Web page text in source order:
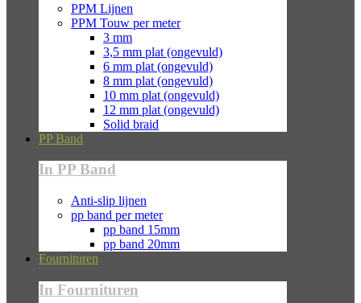
PPM Lijnen
PPM Touw per meter
3 mm
3,5 mm plat (ongevuld)
6 mm plat (ongevuld)
8 mm plat (ongevuld)
10 mm plat (ongevuld)
12 mm plat (ongevuld)
Solid braid
PP Band
In PP Band
Anti-slip lijnen
pp band per meter
pp band 15mm
pp band 20mm
Fournituren
In Fournituren